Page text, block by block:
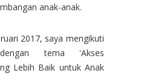
anak-anak.
2017, saya mengikuti
tema 'Akses
Lebih Baik untuk Anak